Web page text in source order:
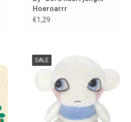
Hoeroarrr
€1,29
SALE